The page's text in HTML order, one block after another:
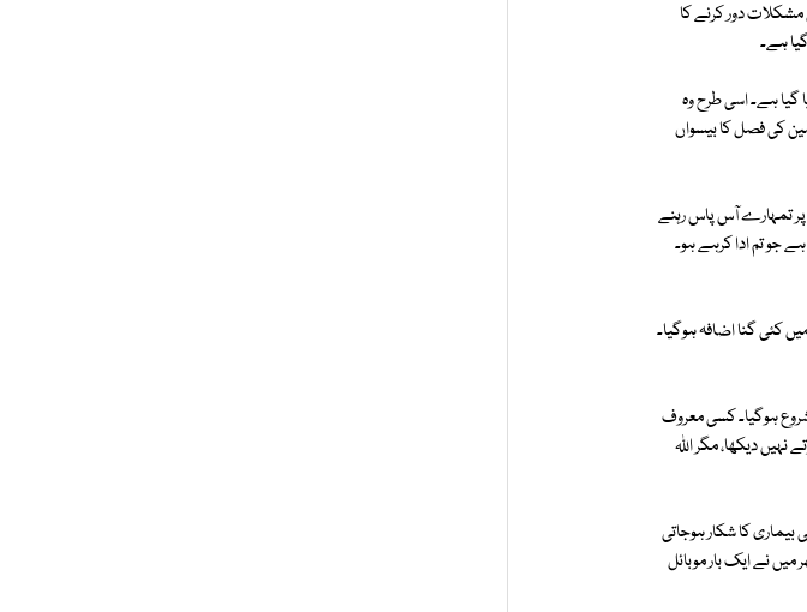
مشکلات دور کرنے کا
ہے۔
گیا ہے۔ اسی طرح وہ
کی فصل کا بیسواں
پر تمہارے آس پاس رہنے
جو تم ادا کرہے ہو۔
کئی گنا اضافہ ہوگیا۔
ہوگیا۔ کسی معروف
دیکھا، مگر اﷲ
بیماری کا شکار ہوجاتی
نے ایک بار موبائل